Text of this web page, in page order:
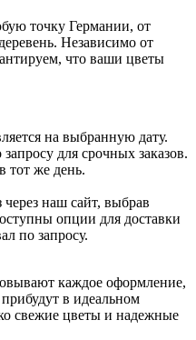
точку Германии, от
Независимо от
что ваши цветы
на выбранную дату.
для срочных заказов.
тот же день.
наш сайт, выбрав
опции для доставки
по запросу.
каждое оформление,
в идеальном
свежие цветы и надежные